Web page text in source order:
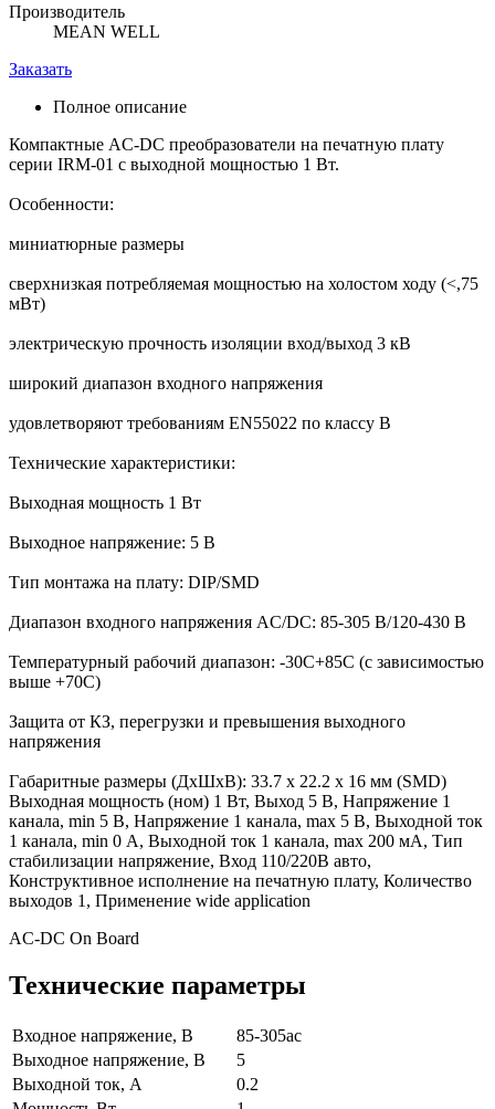
Производитель
MEAN WELL
Заказать
Полное описание
Компактные AC-DC преобразователи на печатную плату
серии IRM-01 с выходной мощностью 1 Вт.
Особенности:
миниатюрные размеры
сверхнизкая потребляемая мощностью на холостом ходу (<,75
мВт)
электрическую прочность изоляции вход/выход 3 кВ
широкий диапазон входного напряжения
удовлетворяют требованиям EN55022 по классу В
Технические характеристики:
Выходная мощность 1 Вт
Выходное напряжение: 5 В
Тип монтажа на плату: DIP/SMD
Диапазон входного напряжения AC/DC: 85-305 В/120-430 В
Температурный рабочий диапазон: -30С+85С (с зависимостью
выше +70С)
Защита от КЗ, перегрузки и превышения выходного
напряжения
Габаритные размеры (ДхШхВ): 33.7 x 22.2 x 16 мм (SMD)
Выходная мощность (ном) 1 Вт, Выход 5 В, Напряжение 1
канала, min 5 В, Напряжение 1 канала, max 5 В, Выходной ток
1 канала, min 0 А, Выходной ток 1 канала, max 200 мА, Тип
стабилизации напряжение, Вход 110/220В авто,
Конструктивное исполнение на печатную плату, Количество
выходов 1, Применение wide application
AC-DC On Board
Технические параметры
Входное напряжение, В
85-305ac
Выходное напряжение, В
5
Выходной ток, А
0.2